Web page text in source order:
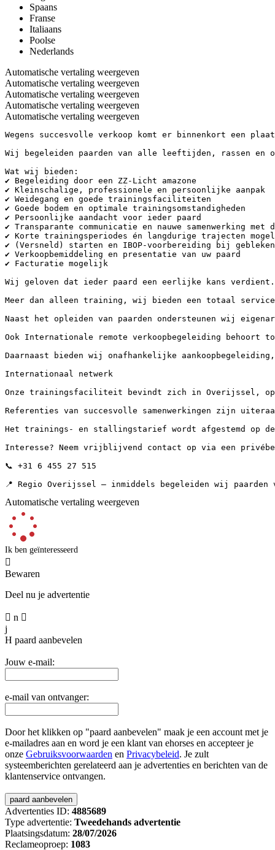
Spaans
Franse
Italiaans
Poolse
Nederlands
Automatische vertaling weergeven
Automatische vertaling weergeven
Automatische vertaling weergeven
Automatische vertaling weergeven
Automatische vertaling weergeven
Wegens succesvolle verkoop komt er binnenkort een
Wij begeleiden paarden van alle leeftijden, rassen en
Wat wij bieden:
✔ Begeleiding door een ZZ-Licht amazone
✔ Kleinschalige, professionele en persoonlijke aanpak
✔ Weidegang en goede trainingsfaciliteiten
✔ Goede bodem en optimale trainingsomstandigheden
✔ Persoonlijke aandacht voor ieder paard
✔ Transparante communicatie en nauwe samenwerking met
✔ Korte trainingsperiodes én langdurige trajecten
✔ (Versneld) starten en IBOP-voorbereiding bij
✔ Verkoopbemiddeling en presentatie van uw paard
✔ Facturatie mogelijk
Wij geloven dat ieder paard een eerlijke kans
Meer dan alleen training, wij bieden een totaal
Naast het opleiden van paarden ondersteunen wij
Ook Internationale remote verkoopbegeleiding
Daarnaast bieden wij onafhankelijke
Internationaal netwerk
Onze trainingsfaciliteit bevindt zich in Overijssel, op
Referenties van succesvolle samenwerkingen zijn
Het trainings- en stallingstarief wordt afgestemd op de
Interesse? Neem vrijblijvend contact op via een
📞 +31 6 455 27 515
📍 Regio Overijssel – inmiddels begeleiden wij
Automatische vertaling weergeven
Ik ben geïnteresseerd

Bewaren
Deel nu je advertentie
 n 
j
H paard aanbevelen
Jouw e-mail:
e-mail van ontvanger:
Door het klikken op "paard aanbevelen" maak je een account met je
e-mailadres aan en word je een klant van ehorses en accepteer je
onze Gebruiksvoorwaarden en Privacybeleid. Je zult
systeemberichten gerelateerd aan je advertenties en berichten van de
klantenservice ontvangen.
Advertenties ID: 4885689
Type advertentie: Tweedehands advertentie
Plaatsingsdatum: 28/07/2026
Reclameoproep: 1083